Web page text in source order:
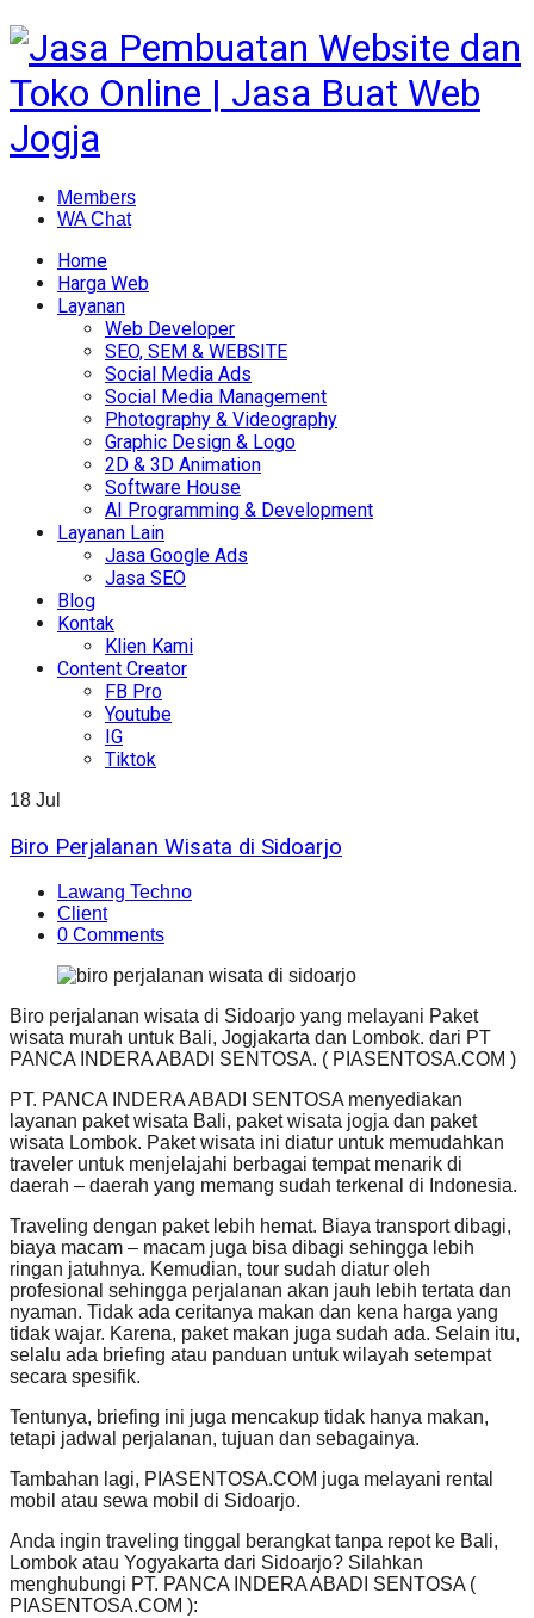
Members
WA Chat
Home
Harga Web
Layanan
Web Developer
SEO, SEM & WEBSITE
Social Media Ads
Social Media Management
Photography & Videography
Graphic Design & Logo
2D & 3D Animation
Software House
AI Programming & Development
Layanan Lain
Jasa Google Ads
Jasa SEO
Blog
Kontak
Klien Kami
Content Creator
FB Pro
Youtube
IG
Tiktok
18 Jul
Biro Perjalanan Wisata di Sidoarjo
Lawang Techno
Client
0 Comments
Biro perjalanan wisata di Sidoarjo yang melayani Paket
wisata murah untuk Bali, Jogjakarta dan Lombok. dari PT
PANCA INDERA ABADI SENTOSA. ( PIASENTOSA.COM )
PT. PANCA INDERA ABADI SENTOSA menyediakan
layanan paket wisata Bali, paket wisata jogja dan paket
wisata Lombok. Paket wisata ini diatur untuk memudahkan
traveler untuk menjelajahi berbagai tempat menarik di
daerah – daerah yang memang sudah terkenal di Indonesia.
Traveling dengan paket lebih hemat. Biaya transport dibagi,
biaya macam – macam juga bisa dibagi sehingga lebih
ringan jatuhnya. Kemudian, tour sudah diatur oleh
profesional sehingga perjalanan akan jauh lebih tertata dan
nyaman. Tidak ada ceritanya makan dan kena harga yang
tidak wajar. Karena, paket makan juga sudah ada. Selain itu,
selalu ada briefing atau panduan untuk wilayah setempat
secara spesifik.
Tentunya, briefing ini juga mencakup tidak hanya makan,
tetapi jadwal perjalanan, tujuan dan sebagainya.
Tambahan lagi, PIASENTOSA.COM juga melayani rental
mobil atau sewa mobil di Sidoarjo.
Anda ingin traveling tinggal berangkat tanpa repot ke Bali,
Lombok atau Yogyakarta dari Sidoarjo? Silahkan
menghubungi PT. PANCA INDERA ABADI SENTOSA (
PIASENTOSA.COM ):